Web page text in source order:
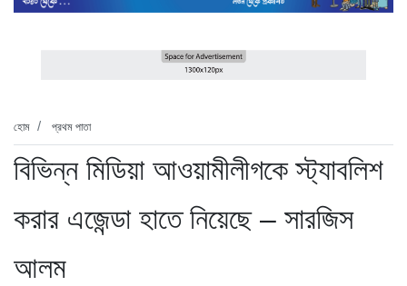
বাংলাদেশে এসে মার্কিন দূতের ভারতের হাইকমিশনারের সঙ্গে
হবিগঞ্জ ছাত্রদল সভাপতিসহ ১১ জনের বিরুদ্ধে এনসিপির
রাজনৈতিক লড়াইয়ে জিততে হলে সাংস্কৃতিক লড়াইয়ে জিততে
হোম প্রথম পাতা
বিভিন্ন মিডিয়া আওয়ামীলীগকে স্ট্যাবলিশ
করার এজেন্ডা হাতে নিয়েছে – সারজিস
আলম